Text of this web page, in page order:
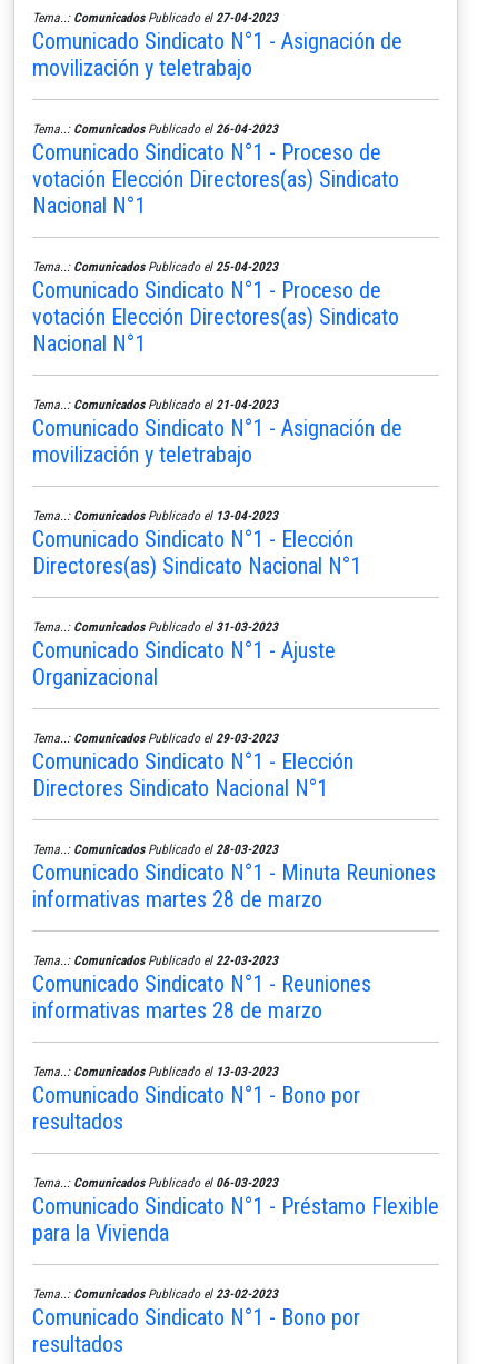
Tema..: ComunicadosPublicado el 27-04-2023
Comunicado Sindicato N°1 - Asignación de
movilización y teletrabajo
Tema..: ComunicadosPublicado el 26-04-2023
Comunicado Sindicato N°1 - Proceso de
votación Elección Directores(as) Sindicato
Nacional N°1
Tema..: ComunicadosPublicado el 25-04-2023
Comunicado Sindicato N°1 - Proceso de
votación Elección Directores(as) Sindicato
Nacional N°1
Tema..: ComunicadosPublicado el 21-04-2023
Comunicado Sindicato N°1 - Asignación de
movilización y teletrabajo
Tema..: ComunicadosPublicado el 13-04-2023
Comunicado Sindicato N°1 - Elección
Directores(as) Sindicato Nacional N°1
Tema..: ComunicadosPublicado el 31-03-2023
Comunicado Sindicato N°1 - Ajuste
Organizacional
Tema..: ComunicadosPublicado el 29-03-2023
Comunicado Sindicato N°1 - Elección
Directores Sindicato Nacional N°1
Tema..: ComunicadosPublicado el 28-03-2023
Comunicado Sindicato N°1 - Minuta Reuniones
informativas martes 28 de marzo
Tema..: ComunicadosPublicado el 22-03-2023
Comunicado Sindicato N°1 - Reuniones
informativas martes 28 de marzo
Tema..: ComunicadosPublicado el 13-03-2023
Comunicado Sindicato N°1 - Bono por
resultados
Tema..: ComunicadosPublicado el 06-03-2023
Comunicado Sindicato N°1 - Préstamo Flexible
para la Vivienda
Tema..: ComunicadosPublicado el 23-02-2023
Comunicado Sindicato N°1 - Bono por
resultados